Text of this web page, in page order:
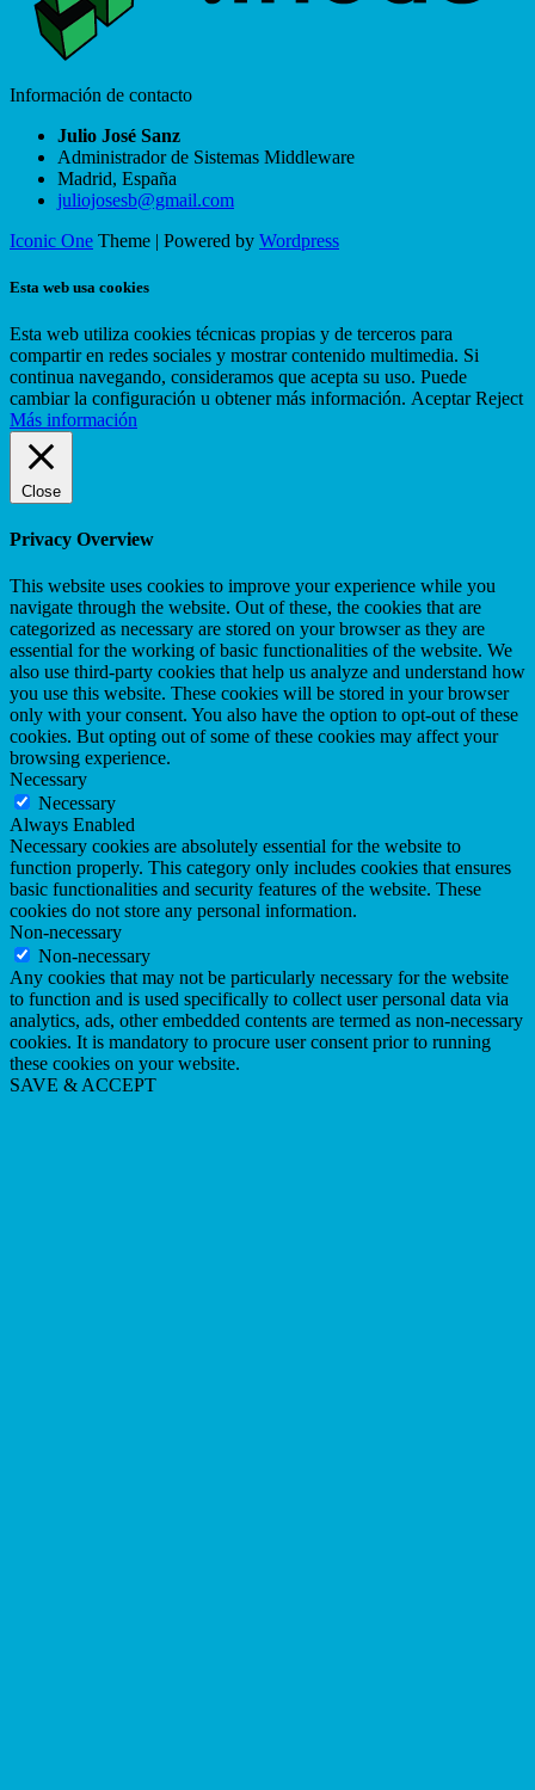
Información de contacto
Julio José Sanz
Administrador de Sistemas Middleware
Madrid, España
juliojosesb@gmail.com
Iconic One Theme | Powered by Wordpress
Esta web usa cookies
Esta web utiliza cookies técnicas propias y de terceros para
compartir en redes sociales y mostrar contenido multimedia. Si
continua navegando, consideramos que acepta su uso. Puede
cambiar la configuración u obtener más información. Aceptar Reject
Más información
Close
Privacy Overview
This website uses cookies to improve your experience while you
navigate through the website. Out of these, the cookies that are
categorized as necessary are stored on your browser as they are
essential for the working of basic functionalities of the website. We
also use third-party cookies that help us analyze and understand how
you use this website. These cookies will be stored in your browser
only with your consent. You also have the option to opt-out of these
cookies. But opting out of some of these cookies may affect your
browsing experience.
Necessary
Necessary
Always Enabled
Necessary cookies are absolutely essential for the website to
function properly. This category only includes cookies that ensures
basic functionalities and security features of the website. These
cookies do not store any personal information.
Non-necessary
Non-necessary
Any cookies that may not be particularly necessary for the website
to function and is used specifically to collect user personal data via
analytics, ads, other embedded contents are termed as non-necessary
cookies. It is mandatory to procure user consent prior to running
these cookies on your website.
SAVE & ACCEPT